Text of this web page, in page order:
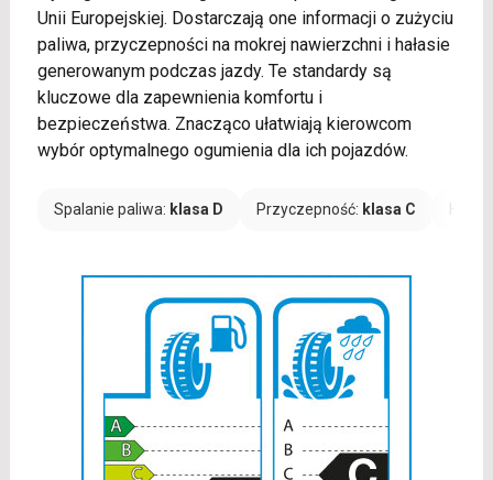
Unii Europejskiej. Dostarczają one informacji o zużyciu
paliwa, przyczepności na mokrej nawierzchni i hałasie
generowanym podczas jazdy. Te standardy są
kluczowe dla zapewnienia komfortu i
bezpieczeństwa. Znacząco ułatwiają kierowcom
wybór optymalnego ogumienia dla ich pojazdów.
Spalanie paliwa: klasa D Przyczepność: klasa C